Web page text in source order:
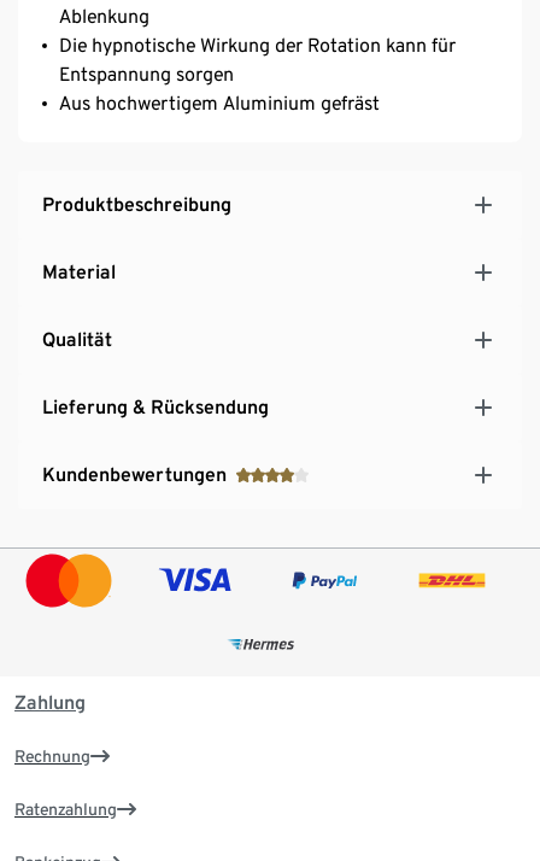
Ablenkung
Die hypnotische Wirkung der Rotation kann für
Entspannung sorgen
Aus hochwertigem Aluminium gefräst
Produktbeschreibung
Material
Qualität
Lieferung & Rücksendung
Kundenbewertungen
Zahlung
Rechnung
Ratenzahlung